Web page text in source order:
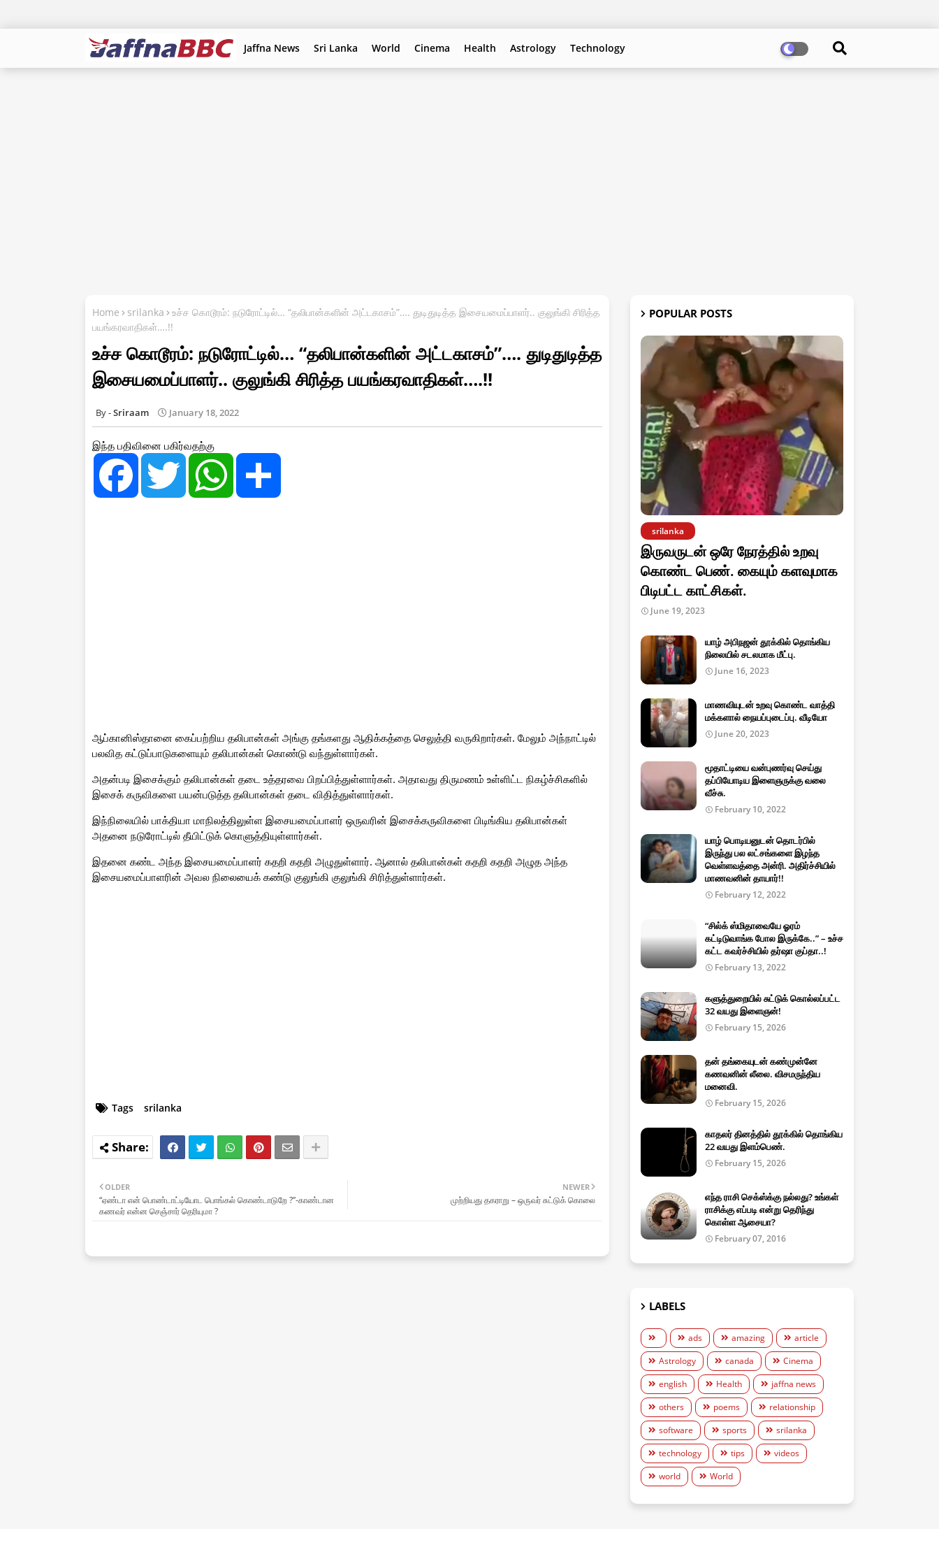
Jaffna News Sri Lanka World Cinema Health Astrology Technology
Home srilanka
உச்ச கொடூரம்: நடுரோட்டில்… “தலிபான்களின் அட்டகாசம்”…. துடிதுடித்த இசையமைப்பாளர்.. குலுங்கி சிரித்த
பயங்கரவாதிகள்….!!
உச்ச கொடூரம்: நடுரோட்டில்… “தலிபான்களின் அட்டகாசம்”…. துடிதுடித்த
இசையமைப்பாளர்.. குலுங்கி சிரித்த பயங்கரவாதிகள்….!!
Sriraam January 18, 2022
இந்த பதிவினை பகிர்வதற்கு
F
e
T
t
W
t
ஆப்கானிஸ்தானை கைப்பற்றிய தலிபான்கள் அங்கு தங்களது ஆதிக்கத்தை செலுத்தி வருகிறார்கள். மேலும் அந்நாட்டில்
பலவித கட்டுப்பாடுகளையும் தலிபான்கள் கொண்டு வந்துள்ளார்கள்.
அதன்படி இசைக்கும் தலிபான்கள் தடை உத்தரவை பிறப்பித்துள்ளார்கள். அதாவது திருமணம் உள்ளிட்ட நிகழ்ச்சிகளில்
இசைக் கருவிகளை பயன்படுத்த தலிபான்கள் தடை விதித்துள்ளார்கள்.
இந்நிலையில் பாக்தியா மாநிலத்திலுள்ள இசையமைப்பாளர் ஒருவரின் இசைக்கருவிகளை பிடிங்கிய தலிபான்கள்
அதனை நடுரோட்டில் தீயிட்டுக் கொளுத்தியுள்ளார்கள்.
இதனை கண்ட அந்த இசையமைப்பாளர் கதறி கதறி அழுதுள்ளார். ஆனால் தலிபான்கள் கதறி கதறி அழுத அந்த
இசையமைப்பாளரின் அவல நிலையைக் கண்டு குலுங்கி குலுங்கி சிரித்துள்ளார்கள்.
Tags srilanka
NEWER
முற்றியது தகராறு – ஒருவர் சுட்டுக் கொலை
OLDER
“ஏண்டா என் பொண்டாட்டியோட பொங்கல் கொண்டாடுறே ?”-காண்டான
கணவர் என்ன செஞ்சார் தெரியுமா ?
POPULAR POSTS
srilanka
இருவருடன் ஒரே நேரத்தில் உறவு
கொண்ட பெண். கையும் களவுமாக
பிடிபட்ட காட்சிகள்.
June 19, 2023
யாழ் அபிநஜன் தூக்கில் தொங்கிய
நிலையில் சடலமாக மீட்பு.
June 16, 2023
மாணவியுடன் உறவு கொண்ட வாத்தி
மக்களால் நையப்புடைப்பு. வீடியோ
June 20, 2023
மூதாட்டியை வன்புணர்வு செய்து
தப்பியோடிய இளைஞருக்கு வலை
வீச்சு.
February 10, 2022
யாழ் பொடியனுடன் தொடர்பில்
இருந்து பல லட்சங்களை இழந்த
வெள்ளவத்தை அன்ரி. அதிர்ச்சியில்
மாணவனின் தாயார்!!
February 12, 2022
“சில்க் ஸ்மிதாவையே ஓரம்
கட்டிடுவாங்க போல இருக்கே..” – உச்ச
கட்ட கவர்ச்சியில் தர்ஷா குப்தா..!
February 13, 2022
களுத்துறையில் சுட்டுக் கொல்லப்பட்ட
32 வயது இளைஞன்!
February 15, 2026
தன் தங்கையுடன் கண்முன்னே
கணவனின் லீலை. விசமருந்திய
மனைவி.
February 15, 2026
காதலர் தினத்தில் தூக்கில் தொங்கிய
22 வயது இளம்பெண்.
February 15, 2026
எந்த ராசி செக்ஸ்க்கு நல்லது? உங்கள்
ராசிக்கு எப்படி என்று தெரிந்து
கொள்ள ஆசையா?
February 07, 2016
LABELS
ads amazing
article
Astrology
canada
Cinema
english
Health
jaffna news
others
poems
relationship
software
sports
srilanka
technology
tips
videos
world
World